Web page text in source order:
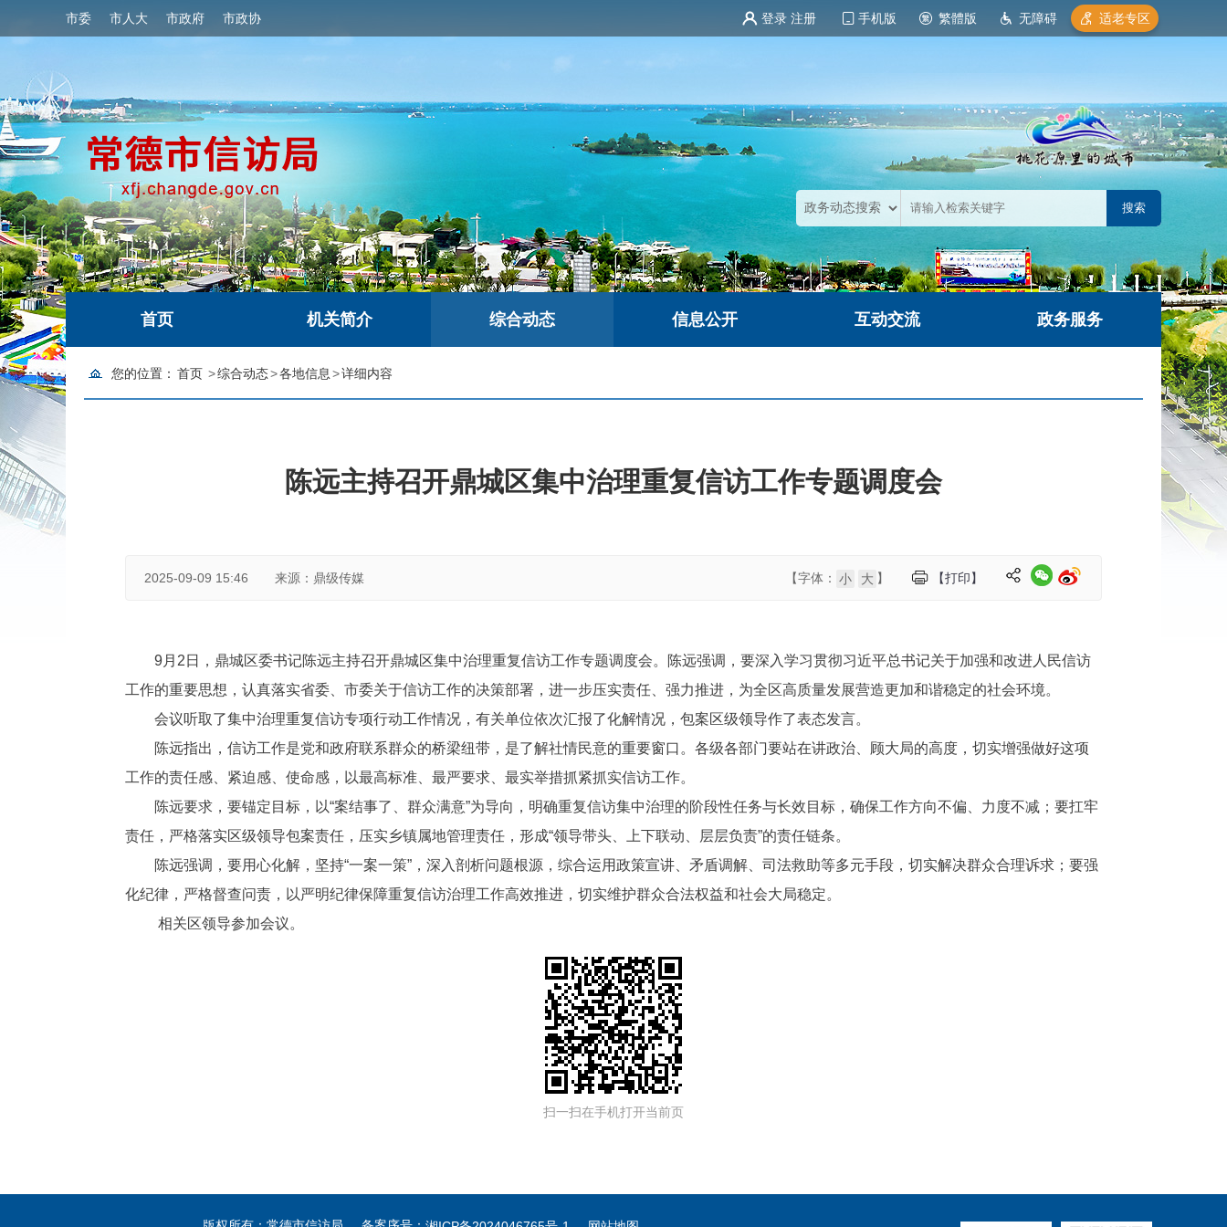
市委 市人大 市政府 市政协 登录 注册 手机版 繁體版 无障碍 适老专区
首页 机关简介 综合动态 信息公开 互动交流 政务服务
您的位置： 首页 >综合动态>各地信息 >详细内容
陈远主持召开鼎城区集中治理重复信访工作专题调度会
2025-09-09 15:46 来源：鼎级传媒 【打印】
【字体： 小 大 】
9月2日，鼎城区委书记陈远主持召开鼎城区集中治理重复信访工作专题调度会。陈远强调，要深入学习贯彻习近平总书记关于加强和改进人民信访
工作的重要思想，认真落实省委、市委关于信访工作的决策部署，进一步压实责任、强力推进，为全区高质量发展营造更加和谐稳定的社会环境。
会议听取了集中治理重复信访专项行动工作情况，有关单位依次汇报了化解情况，包案区级领导作了表态发言。
陈远指出，信访工作是党和政府联系群众的桥梁纽带，是了解社情民意的重要窗口。各级各部门要站在讲政治、顾大局的高度，切实增强做好这项
工作的责任感、紧迫感、使命感，以最高标准、最严要求、最实举措抓紧抓实信访工作。
陈远要求，要锚定目标，以“案结事了、群众满意”为导向，明确重复信访集中治理的阶段性任务与长效目标，确保工作方向不偏、力度不减；要扛牢
责任，严格落实区级领导包案责任，压实乡镇属地管理责任，形成“领导带头、上下联动、层层负责”的责任链条。
陈远强调，要用心化解，坚持“一案一策”，深入剖析问题根源，综合运用政策宣讲、矛盾调解、司法救助等多元手段，切实解决群众合理诉求；要强
化纪律，严格督查问责，以严明纪律保障重复信访治理工作高效推进，切实维护群众合法权益和社会大局稳定。
相关区领导参加会议。
扫一扫在手机打开当前页